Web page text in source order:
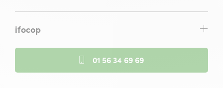
ifocop
01 56 34 69 69